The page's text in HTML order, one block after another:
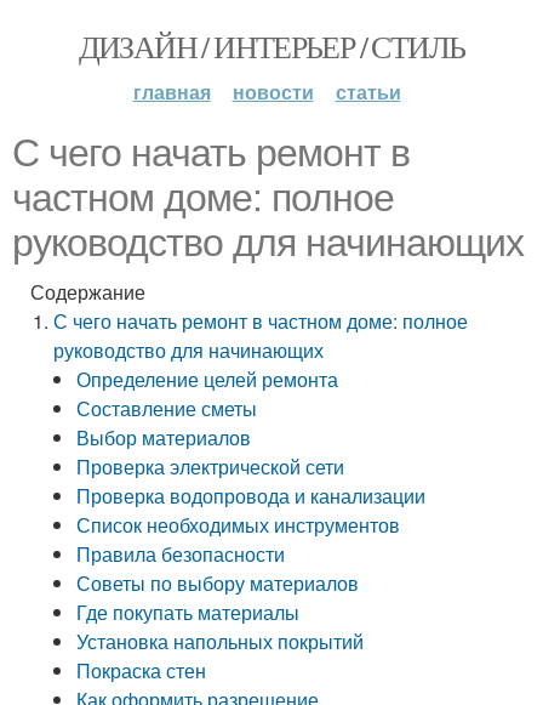
ДИЗАЙН / ИНТЕРЬЕР / СТИЛЬ
главная новости статьи
С чего начать ремонт в
частном доме: полное
руководство для начинающих
Содержание
С чего начать ремонт в частном доме: полное
руководство для начинающих
Определение целей ремонта
Составление сметы
Выбор материалов
Проверка электрической сети
Проверка водопровода и канализации
Список необходимых инструментов
Правила безопасности
Советы по выбору материалов
Где покупать материалы
Установка напольных покрытий
Покраска стен